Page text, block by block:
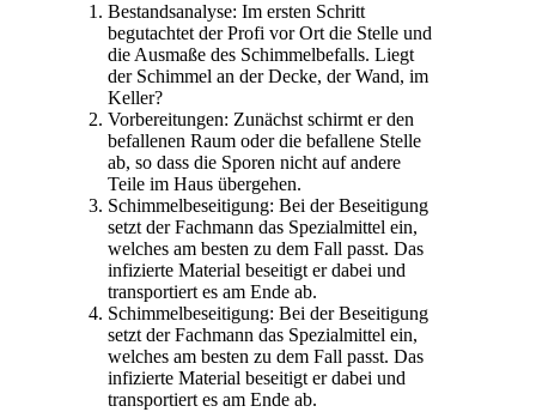
Bestandsanalyse: Im ersten Schritt
begutachtet der Profi vor Ort die Stelle und
die Ausmaße des Schimmelbefalls. Liegt
der Schimmel an der Decke, der Wand, im
Keller?
Vorbereitungen: Zunächst schirmt er den
befallenen Raum oder die befallene Stelle
ab, so dass die Sporen nicht auf andere
Teile im Haus übergehen.
Schimmelbeseitigung: Bei der Beseitigung
setzt der Fachmann das Spezialmittel ein,
welches am besten zu dem Fall passt. Das
infizierte Material beseitigt er dabei und
transportiert es am Ende ab.
Schimmelbeseitigung: Bei der Beseitigung
setzt der Fachmann das Spezialmittel ein,
welches am besten zu dem Fall passt. Das
infizierte Material beseitigt er dabei und
transportiert es am Ende ab.